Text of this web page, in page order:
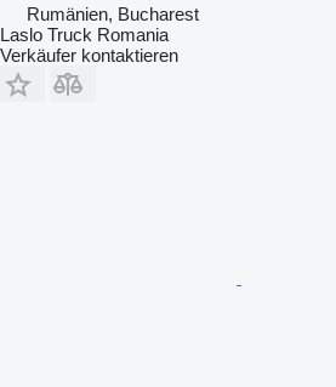
Rumänien, Bucharest
Laslo Truck Romania
Verkäufer kontaktieren